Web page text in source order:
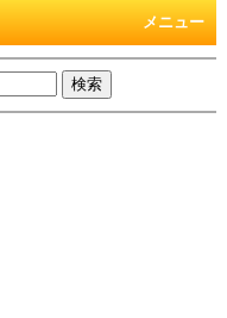
メニュー